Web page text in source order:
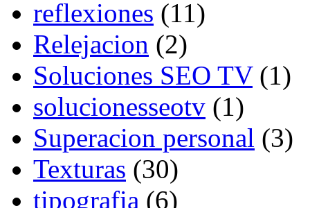
reflexiones (11)
Relejacion (2)
Soluciones SEO TV(1)
solucionesseotv (1)
Superacion personal (3)
Texturas (30)
tipografia (6)